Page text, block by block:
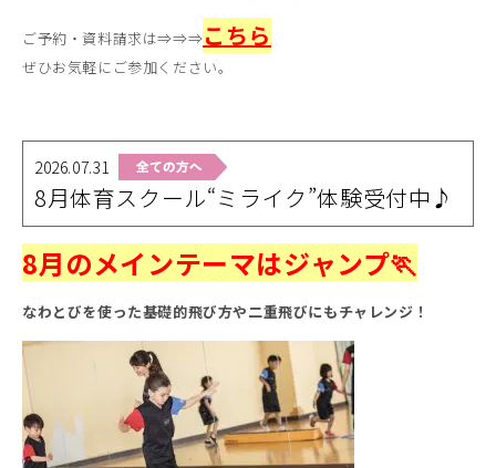
ご予約・資料請求は⇒⇒⇒こちら
ぜひお気軽にご参加ください。
2026.07.31
8月体育スクール“ミライク”体験受付中♪
8月のメインテーマはジャンプ🏃
なわとびを使った基礎的飛び方や二重飛びにもチャレンジ！